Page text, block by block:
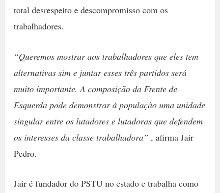
total desrespeito e descompromisso com os
trabalhadores.
“Queremos mostrar aos trabalhadores que eles tem
alternativas sim e juntar esses três partidos será
muito importante. A composição da Frente de
Esquerda pode demonstrar à população uma unidade
singular entre os lutadores e lutadoras que defendem
os interesses da classe trabalhadora” , afirma Jair
Pedro.
Jair é fundador do PSTU no estado e trabalha como